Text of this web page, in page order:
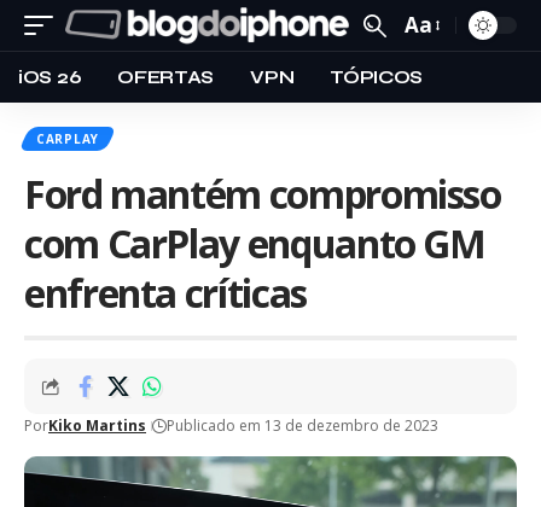
Aa
iOS 26 OFERTAS VPN TÓPICOS
CARPLAY
Ford mantém compromisso
com CarPlay enquanto GM
enfrenta críticas
PorKiko Martins Publicado em 13 de dezembro de 2023